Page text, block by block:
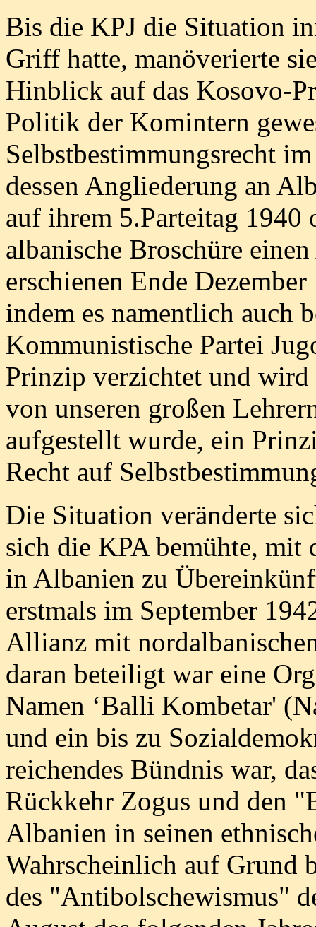
Bis die KPJ die Situation
Griff hatte, manöverierte
Hinblick auf das Kosovo-
Politik der Komintern
Selbstbestimmungsrecht
dessen Angliederung an
auf ihrem 5.Parteitag
albanische Broschüre
erschienen Ende
indem es namentlich auch
Kommunistische Partei
Prinzip verzichtet und wird
von unseren großen
aufgestellt wurde, ein
Recht auf
Die Situation veränderte
sich die KPA bemühte, mit
in Albanien zu
erstmals im September
Allianz mit
daran beteiligt war eine
Namen ‘Balli Kombetar'
und ein bis zu
reichendes Bündnis war,
Rückkehr Zogus und den
Albanien in seinen
Wahrscheinlich auf Grund
des "Antibolschewismus"